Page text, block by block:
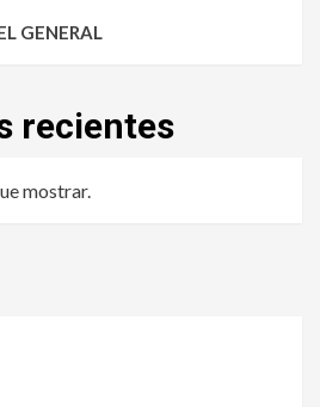
GENERAL
recientes
mostrar.